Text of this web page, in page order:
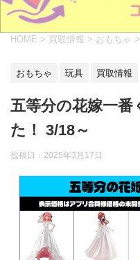
HOME > 買取情報 > おもちゃ >
おもちゃ 玩具 買取情報
五等分の花嫁一番
た！ 3/18～
投稿日： 2025年3月17日